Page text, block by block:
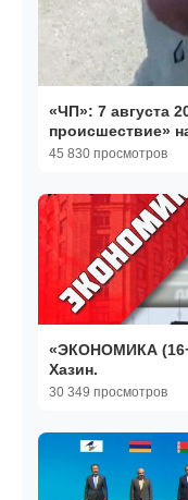
«ЧП»: 7 августа
происшествие»
45 830 просмотров
«ЭКОНОМИКА
Хазин.
30 349 просмотров